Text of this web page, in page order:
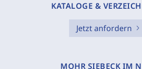
KATALOGE &
Jetzt anfordern
MOHR SIEBECK IM